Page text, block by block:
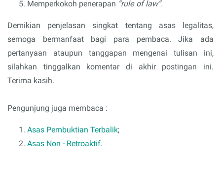
Memperkokoh penerapan “rule of law”.
Demikian penjelasan singkat tentang asas legalitas,
semoga bermanfaat bagi para pembaca. Jika ada
pertanyaan ataupun tanggapan mengenai tulisan ini,
silahkan tinggalkan komentar di akhir postingan ini.
Terima kasih.
Pengunjung juga membaca :
Asas Pembuktian Terbalik;
Asas Non - Retroaktif.